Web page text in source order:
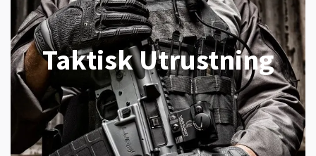
Taktisk Utrustning